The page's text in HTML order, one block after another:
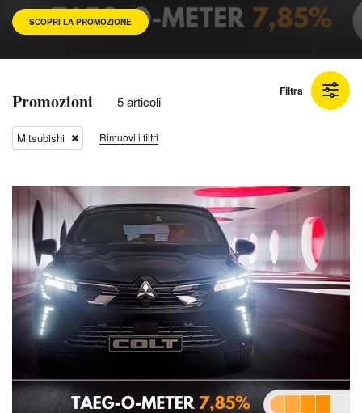
SCOPRI LA PROMOZIONE
Promozioni 5 articoli
Filtra
Mitsubishi Rimuovi i filtri